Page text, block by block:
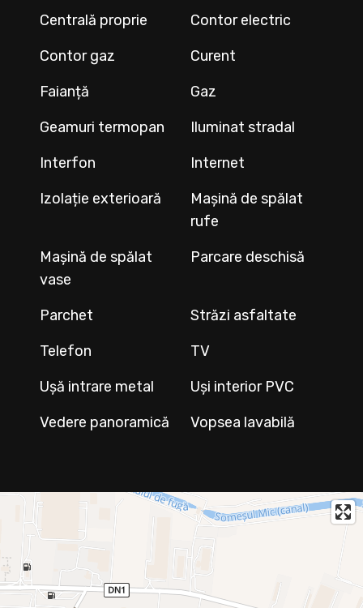
Centrală proprie
Contor electric
Contor gaz
Curent
Faianță
Gaz
Geamuri termopan
Iluminat stradal
Interfon
Internet
Izolație exterioară
Mașină de spălat
rufe
Mașină de spălat
vase
Parcare deschisă
Parchet
Străzi asfaltate
Telefon
TV
Ușă intrare metal
Uși interior PVC
Vedere panoramică
Vopsea lavabilă